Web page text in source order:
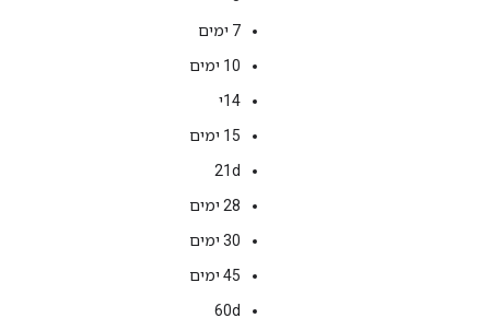
7 ימים
‫10 ימים
14י
‫15 ימים
21d
28 ימים
‫30 ימים
‫45 ימים
‫60d